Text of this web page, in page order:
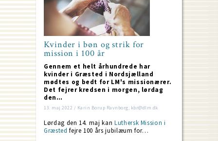
Kvinder i bøn og strik for
mission i 100 år
Gennem et helt århundrede har
kvinder i Græsted i Nordsjælland
mødtes og bedt for LM's missionærer.
Det fejrer kredsen i morgen, lørdag
den…
13. maj 2022 / Karin Borup Ravnborg; kbr@dlm.dk
Lørdag den 14. maj kan Luthersk Mission i
Græsted fejre 100 års jubilæum for…